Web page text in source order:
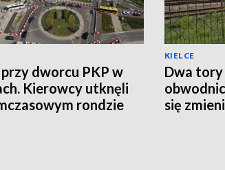
dworcu PKP w
Kierowcy utknęli
rondzie
KIELCE
Dwa
się